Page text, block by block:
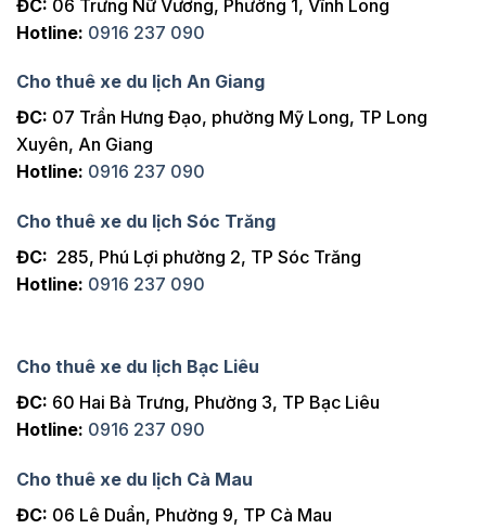
ĐC: 06 Trưng Nữ Vương, Phường 1, Vĩnh Long
Hotline: 0916 237 090
Cho thuê xe du lịch An Giang
ĐC: 07 Trần Hưng Đạo, phường Mỹ Long, TP Long
Xuyên, An Giang
Hotline: 0916 237 090
Cho thuê xe du lịch Sóc Trăng
ĐC: 285, Phú Lợi phường 2, TP Sóc Trăng
Hotline: 0916 237 090
Cho thuê xe du lịch Bạc Liêu
ĐC: 60 Hai Bà Trưng, Phường 3, TP Bạc Liêu
Hotline: 0916 237 090
Cho thuê xe du lịch Cà Mau
ĐC: 06 Lê Duẩn, Phường 9, TP Cà Mau